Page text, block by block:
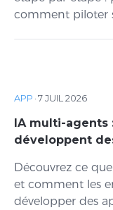
comment piloter
APP ·7 JUIL 2026
IA multi-agents
développent
Découvrez ce
et comment les
développer des